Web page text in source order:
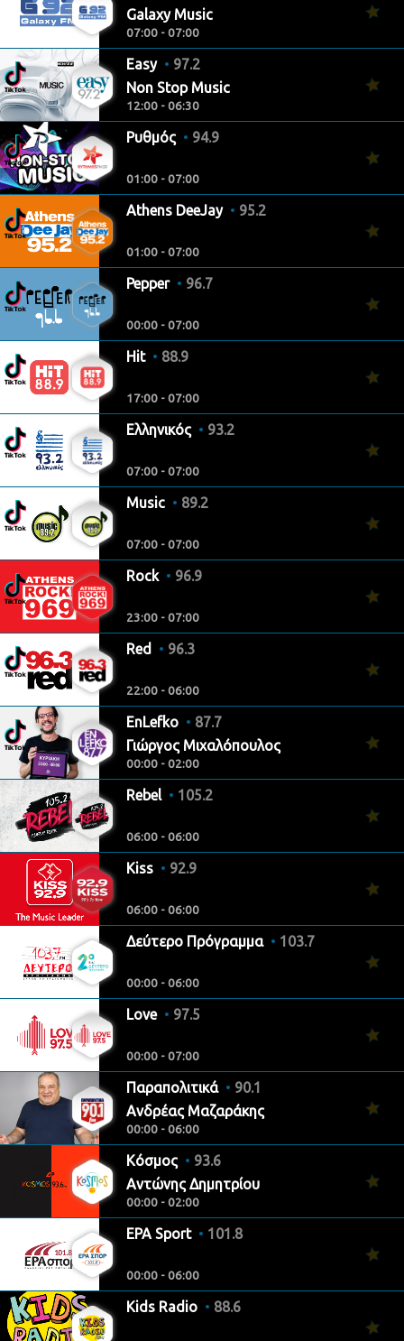
Galaxy Music
07:00 - 07:00
Easy
97.2
Non Stop Music
12:00 - 06:30
Ρυθμός 94.9
01:00 - 07:00
Athens DeeJay 95.2
01:00 - 07:00
Pepper 96.7
00:00 - 07:00
Hit 88.9
17:00 - 07:00
Ελληνικός 93.2
07:00 - 07:00
Music 89.2
07:00 - 07:00
Rock 96.9
23:00 - 07:00
Red 96.3
22:00 - 06:00
EnLefko
87.7
Γιώργος Μιχαλόπουλος
00:00 - 02:00
Rebel 105.2
06:00 - 06:00
Kiss 92.9
06:00 - 06:00
Δεύτερο Πρόγραμμα 103.7
00:00 - 06:00
Love 97.5
00:00 - 07:00
Παραπολιτικά
90.1
Ανδρέας Μαζαράκης
00:00 - 06:00
Κόσμος
93.6
Αντώνης Δημητρίου
00:00 - 02:00
ΕΡΑ Sport 101.8
00:00 - 06:00
Kids Radio 88.6